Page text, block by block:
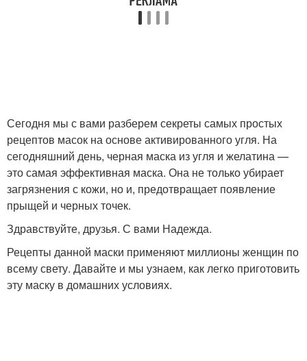
Сегодня мы с вами разберем секреты самых простых
рецептов масок на основе активированного угля. На
сегодняшний день, черная маска из угля и желатина —
это самая эффективная маска. Она не только убирает
загрязнения с кожи, но и, предотвращает появление
прыщей и черных точек.
Здравствуйте, друзья. С вами Надежда.
Рецепты данной маски применяют миллионы женщин по
всему свету. Давайте и мы узнаем, как легко приготовить
эту маску в домашних условиях.